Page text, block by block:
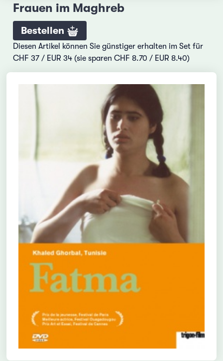
Frauen im Maghreb
Bestellen
Diesen Artikel können Sie günstiger erhalten im Set für
CHF 37 / EUR 34 (sie sparen CHF 8.70 / EUR 8.40)